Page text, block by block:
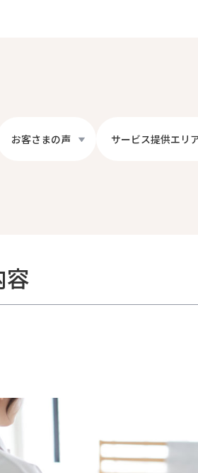
お客さまの声 サービス提供エリ
容